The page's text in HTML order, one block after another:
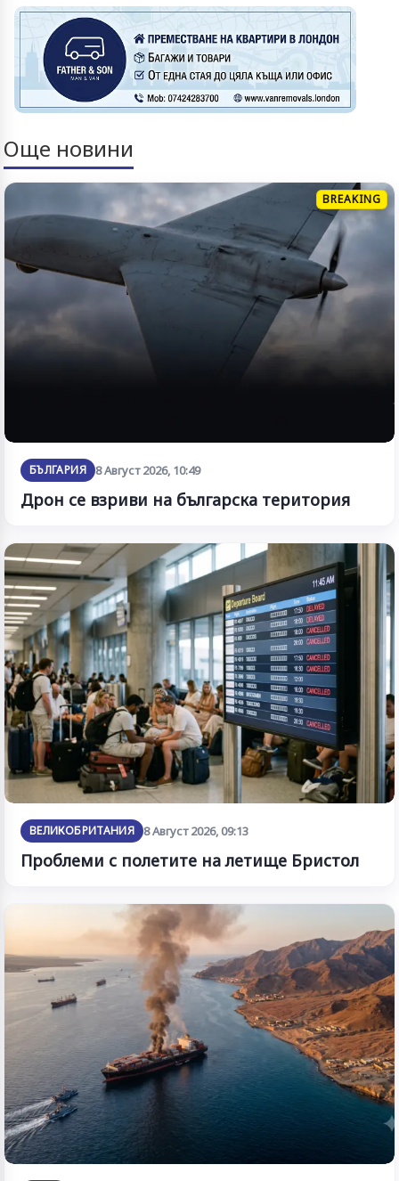
Още новини
BREAKING
БЪЛГАРИЯ 8 Август 2026, 10:49
Дрон се взриви на българска територия
ВЕЛИКОБРИТАНИЯ 8 Август 2026, 09:13
Проблеми с полетите на летище Бристол